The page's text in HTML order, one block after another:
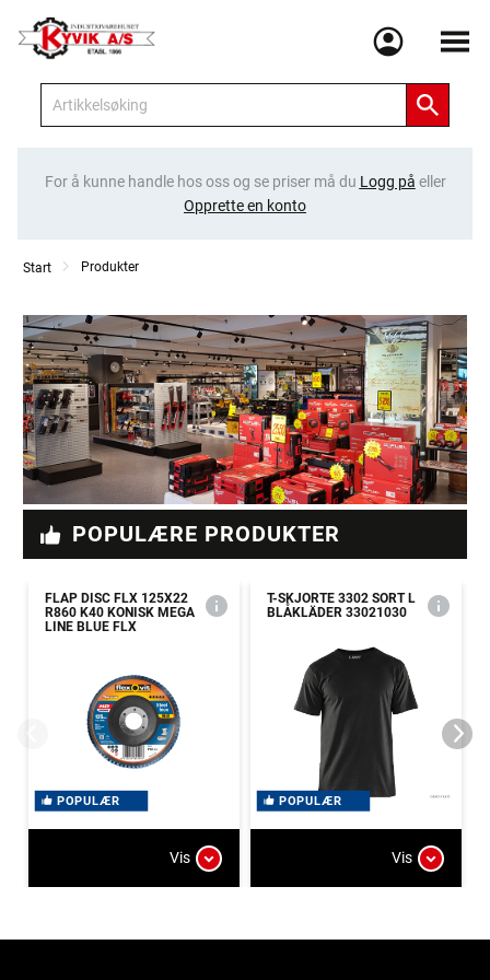
Meny
For å kunne handle hos oss og se priser må du Logg på eller
Opprette en konto
Start Produkter
POPULÆRE PRODUKTER
FLAP DISC FLX 125X22
R860 K40 KONISK MEGA
LINE BLUE FLX
POPULÆR
Vis
T-SKJORTE 3302 SORT L
BLÅKLÄDER 33021030
POPULÆR
Vis